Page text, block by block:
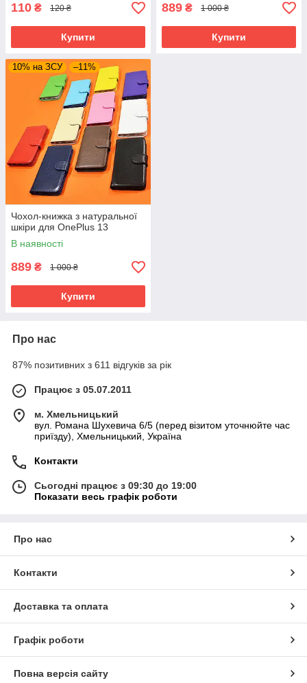
110 ₴ 120 ₴
Купити
889 ₴ 1 000 ₴
Купити
10% на ЗСУ –11%
Чохол-книжка з натуральної
шкіри для OnePlus 13
В наявності
889 ₴ 1 000 ₴
Купити
Про нас
87% позитивних з 611 відгуків за рік
Працює з 05.07.2011
м. Хмельницький
вул. Романа Шухевича 6/5 (перед візитом уточнюйте час
приїзду), Хмельницький, Україна
Контакти
Сьогодні працює з 09:30 до 19:00
Показати весь графік роботи
Про нас
Контакти
Доставка та оплата
Графік роботи
Повна версія сайту